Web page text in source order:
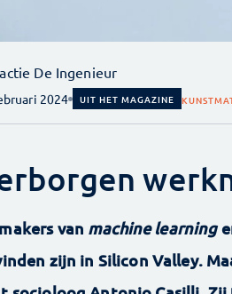
De Ingenieur
2024 UIT HET MAGAZINE
van machine learning
zijn in Silicon Valley.